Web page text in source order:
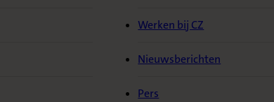
Werken bij CZ
Nieuwsberichten
Pers